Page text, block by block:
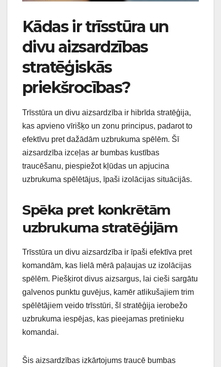
Kādas ir trīsstūra un
divu aizsardzības
stratēģiskās
priekšrocības?
Trīsstūra un divu aizsardzība ir hibrīda stratēģija,
kas apvieno vīrišķo un zonu principus, padarot to
efektīvu pret dažādām uzbrukuma spēlēm. Šī
aizsardzība izceļas ar bumbas kustības
traucēšanu, piespiežot kļūdas un apjucina
uzbrukuma spēlētājus, īpaši izolācijas situācijās.
Spēka pret konkrētām
uzbrukuma stratēģijām
Trīsstūra un divu aizsardzība ir īpaši efektīva pret
komandām, kas lielā mērā paļaujas uz izolācijas
spēlēm. Piešķirot divus aizsargus, lai cieši sargātu
galvenos punktu guvējus, kamēr atlikušajiem trim
spēlētājiem veido trīsstūri, šī stratēģija ierobežo
uzbrukuma iespējas, kas pieejamas pretinieku
komandai.
Šis aizsardzības izkārtojums traucē bumbas